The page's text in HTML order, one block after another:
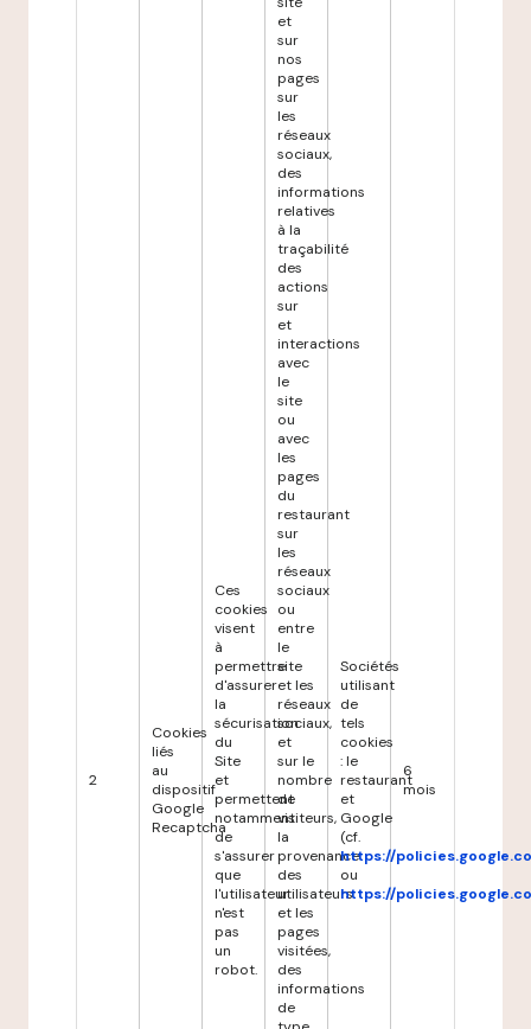
2
Cookies
liés
au
dispositif
Google
Recaptcha
Ces
cookies
visent
à
permettre
d'assurer
la
sécurisation
du
Site
et
permettent
notamment
de
s'assurer
que
l'utilisateur
n'est
pas
un
robot.
et
sur
nos
pages
sur
les
réseaux
sociaux,
des
informations
relatives
à la
traçabilité
des
actions
sur
et
interactions
avec
le
site
ou
avec
les
pages
du
restaurant
sur
les
réseaux
sociaux
ou
entre
le
site
et les
réseaux
sociaux,
et
sur le
nombre
de
visiteurs,
la
provenance
des
utilisateurs
et les
pages
visitées,
des
informations
de
Sociétés
utilisant
de
tels
cookies
: le
restaurant
et
Google
(cf.
https://
ou
https://
6
mois